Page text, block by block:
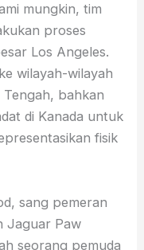
mungkin, tim
proses
Los Angeles.
wilayah-wilayah
Tengah, bahkan
di Kanada untuk
fisik
sang pemeran
Jaguar Paw
seorang pemuda